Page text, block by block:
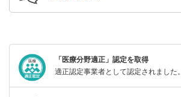
「医療分野適正」認定を取得
適正認定事業者として認定されました。